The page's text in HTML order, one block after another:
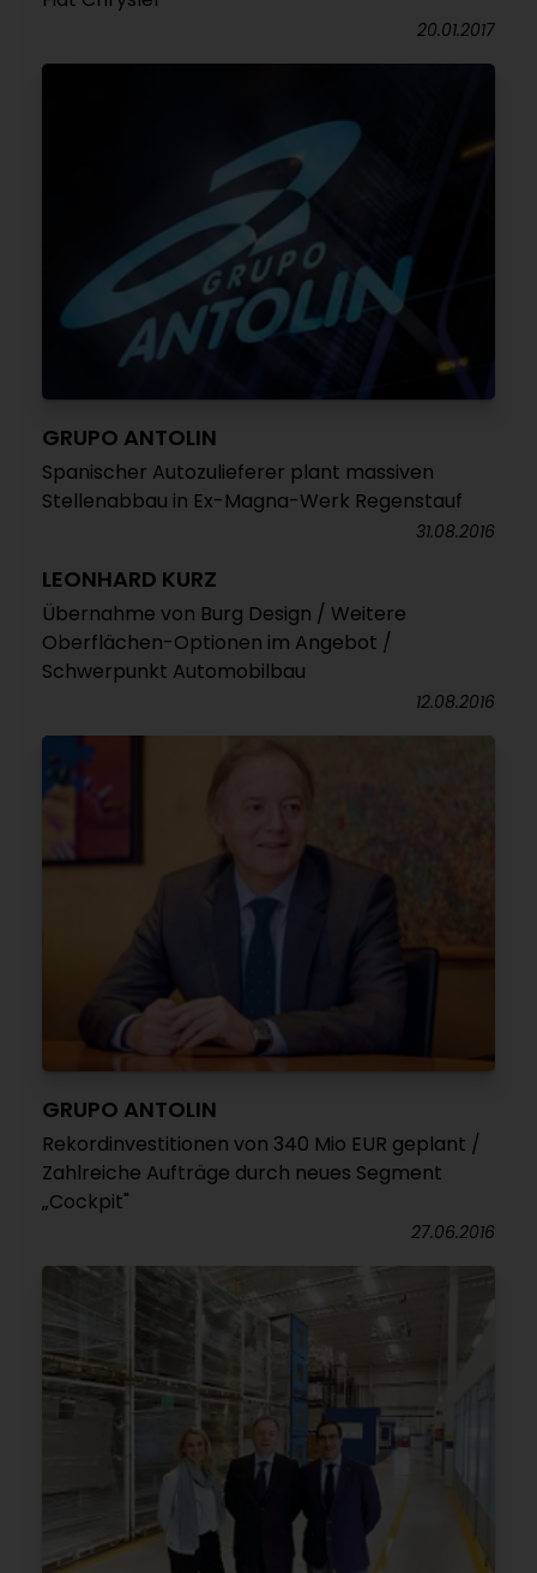
20.01.2017
GRUPO ANTOLIN
Spanischer Autozulieferer plant massiven
Stellenabbau in Ex-Magna-Werk Regenstauf
31.08.2016
LEONHARD KURZ
Übernahme von Burg Design / Weitere
Oberflächen-Optionen im Angebot /
Schwerpunkt Automobilbau
12.08.2016
GRUPO ANTOLIN
Rekordinvestitionen von 340 Mio EUR geplant /
Zahlreiche Aufträge durch neues Segment
„Cockpit"
27.06.2016